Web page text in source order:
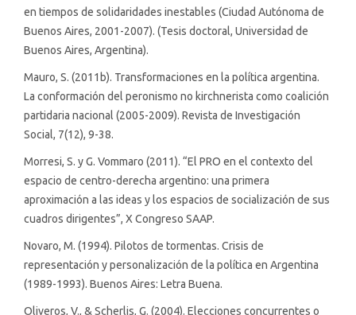
en tiempos de solidaridades inestables (Ciudad Autónoma de
Buenos Aires, 2001-2007). (Tesis doctoral, Universidad de
Buenos Aires, Argentina).
Mauro, S. (2011b). Transformaciones en la política argentina.
La conformación del peronismo no kirchnerista como coalición
partidaria nacional (2005-2009). Revista de Investigación
Social, 7(12), 9-38.
Morresi, S. y G. Vommaro (2011). “El PRO en el contexto del
espacio de centro-derecha argentino: una primera
aproximación a las ideas y los espacios de socialización de sus
cuadros dirigentes”, X Congreso SAAP.
Novaro, M. (1994). Pilotos de tormentas. Crisis de
representación y personalización de la política en Argentina
(1989-1993). Buenos Aires: Letra Buena.
Oliveros, V., & Scherlis, G. (2004). Elecciones concurrentes o